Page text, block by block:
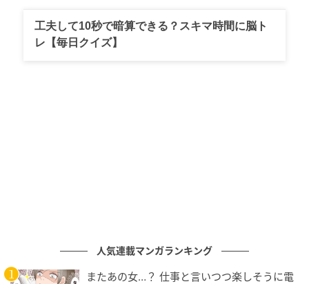
【レトロスニーカー】
工夫して10秒で暗算できる？スキマ時間に脳ト
レ【毎日クイズ】
人気連載マンガランキング
またあの女…？ 仕事と言いつつ楽しそうに電